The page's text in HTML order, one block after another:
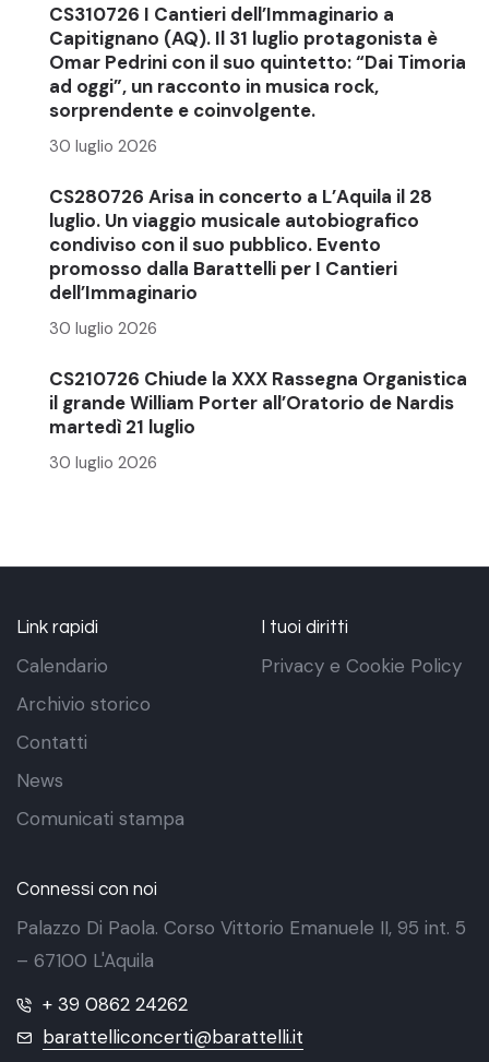
CS310726 I Cantieri dell’Immaginario a
Capitignano (AQ). Il 31 luglio protagonista è
Omar Pedrini con il suo quintetto: “Dai Timoria
ad oggi”, un racconto in musica rock,
sorprendente e coinvolgente.
30 luglio 2026
CS280726 Arisa in concerto a L’Aquila il 28
luglio. Un viaggio musicale autobiografico
condiviso con il suo pubblico. Evento
promosso dalla Barattelli per I Cantieri
dell’Immaginario
30 luglio 2026
CS210726 Chiude la XXX Rassegna Organistica
il grande William Porter all’Oratorio de Nardis
martedì 21 luglio
30 luglio 2026
Link rapidi
Calendario
Archivio storico
Contatti
News
Comunicati stampa
I tuoi diritti
Privacy e Cookie Policy
Connessi con noi
Palazzo Di Paola. Corso Vittorio Emanuele II, 95 int. 5
– 67100 L'Aquila
+ 39 0862 24262
barattelliconcerti@barattelli.it